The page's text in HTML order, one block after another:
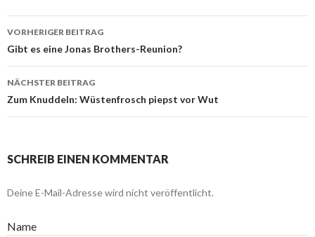
Beitragsnavigation
VORHERIGER BEITRAG
Gibt es eine Jonas Brothers-Reunion?
NÄCHSTER BEITRAG
Zum Knuddeln: Wüstenfrosch piepst vor Wut
SCHREIB EINEN KOMMENTAR
Deine E-Mail-Adresse wird nicht veröffentlicht.
Name